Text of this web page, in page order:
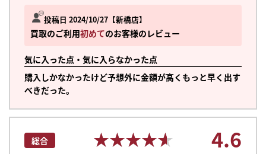
投稿日 2024/10/27 新橋店
買取のご利用初めてのお客様のレビュー
気に入った点・気に入らなかった点
購入しかなかったけど予想外に金額が高くもっと早く出す
べきだった。
総合 ★★★★★
★★★★★ 4.6